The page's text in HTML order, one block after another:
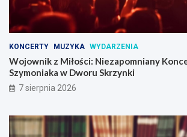
B
a
r
t
a
s
a
S
m
KONCERTY MUZYKA WYDARZENIA
Wojownik z Miłości: Niezapomniany
Szymoniaka w Dworu Skrzynki
7 sierpnia 2026